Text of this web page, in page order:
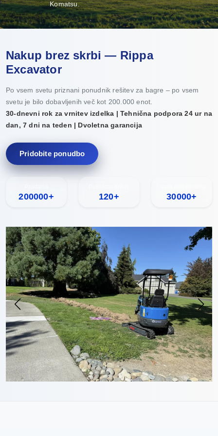
Komatsu.
Nakup brez skrbi — Rippa
Excavator
Po vsem svetu priznani ponudnik rešitev za bagre – po vsem
svetu je bilo dobavljenih več kot 200.000 enot.
30-dnevni rok za vrnitev izdelka | Tehnična podpora 24 ur na
dan, 7 dni na teden | Dvoletna garancija
Pridobite ponudbo
200000+ 120+ 30000+